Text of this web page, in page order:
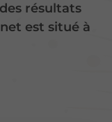
résultats
est situé à